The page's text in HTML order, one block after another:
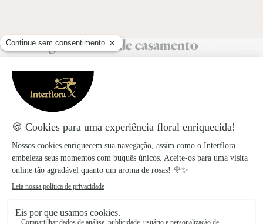
Entrega de flores de casamento
Um casamento é um dos acontecimentos mais
importantes da vida. Com ele começa uma nova
etapa que marca um antes e um depois, na busca da
presentes para noivosque se destacam pela
originalidade são muito procurados hoje em dia.
Existe melhor presente de casamento do que umas
bonitas flores para a noiva e o noivo antes de darem o
nó? Asarranjos de flores